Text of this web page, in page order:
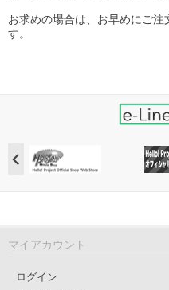
お求めの場合は、お早めにご
す。
マイアカウント
ログイン